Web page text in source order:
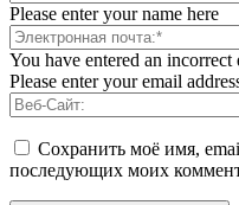
Please enter your name here
You have entered an incorrect
Please enter your email
Сохранить моё имя,
последующих моих